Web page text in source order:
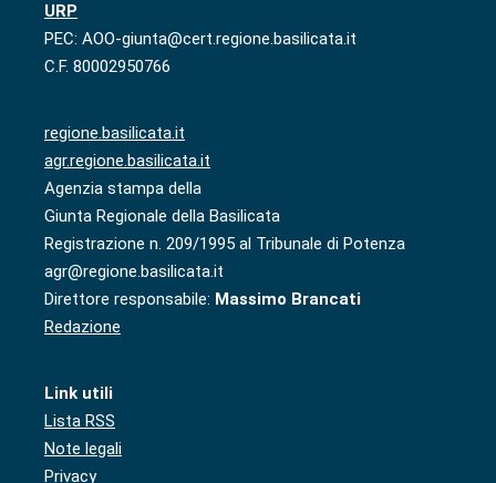
URP
PEC: AOO-giunta@cert.regione.basilicata.it
C.F. 80002950766
regione.basilicata.it
agr.regione.basilicata.it
Agenzia stampa della
Giunta Regionale della Basilicata
Registrazione n. 209/1995 al Tribunale di Potenza
agr@regione.basilicata.it
Direttore responsabile: Massimo Brancati
Redazione
Link utili
Lista RSS
Note legali
Privacy